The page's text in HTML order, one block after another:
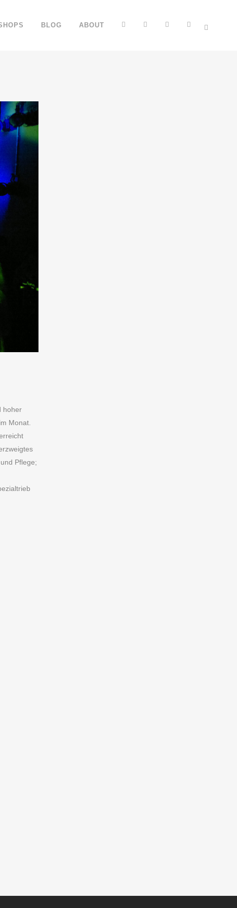
BLOG ABOUT
hoher
Monat.
Pflege;